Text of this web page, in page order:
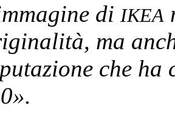
di IKEA
ma
che